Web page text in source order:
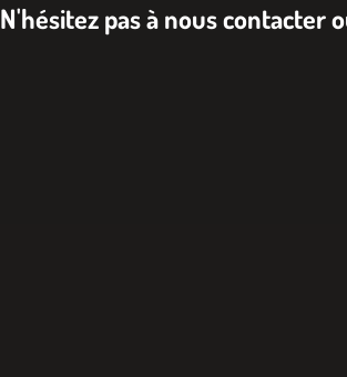
N'hésitez pas à nous contacter